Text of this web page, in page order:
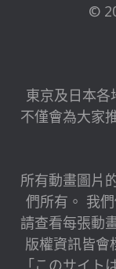
©
東京及日本各
不僅會為大家
所有動畫圖片
們所有。 我
請查看每張動
版權資訊皆會
「このサイ